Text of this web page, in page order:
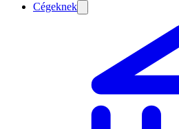
Cégeknek